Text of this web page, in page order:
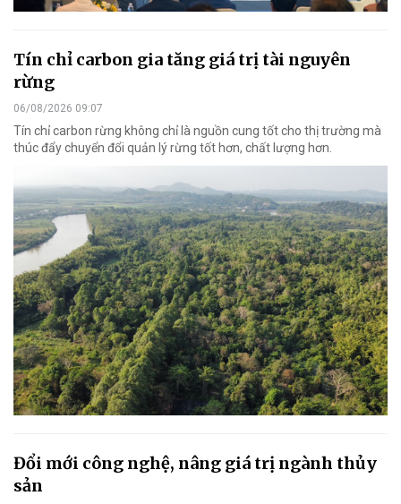
Tín chỉ carbon gia tăng giá trị tài nguyên
rừng
06/08/2026 09:07
Tín chỉ carbon rừng không chỉ là nguồn cung tốt cho thị trường mà
thúc đẩy chuyển đổi quản lý rừng tốt hơn, chất lượng hơn.
Đổi mới công nghệ, nâng giá trị ngành thủy
sản